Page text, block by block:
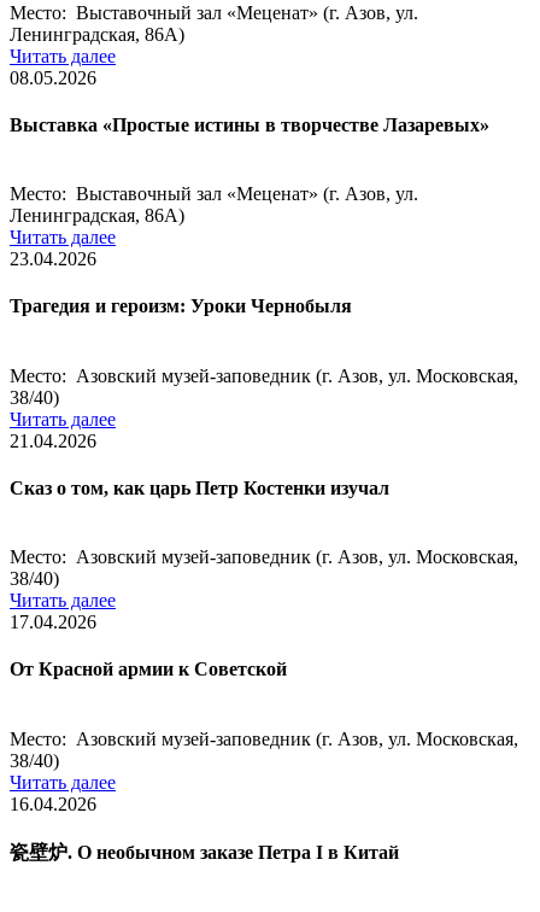
Место: Выставочный зал «Меценат» (г. Азов, ул.
Ленинградская, 86А)
Читать далее
08.05.2026
Выставка «Простые истины в творчестве Лазаревых»
Место: Выставочный зал «Меценат» (г. Азов, ул.
Ленинградская, 86А)
Читать далее
23.04.2026
Трагедия и героизм: Уроки Чернобыля
Место: Азовский музей-заповедник (г. Азов, ул. Московская,
38/40)
Читать далее
21.04.2026
Сказ о том, как царь Петр Костенки изучал
Место: Азовский музей-заповедник (г. Азов, ул. Московская,
38/40)
Читать далее
17.04.2026
От Красной армии к Советской
Место: Азовский музей-заповедник (г. Азов, ул. Московская,
38/40)
Читать далее
16.04.2026
瓷壁炉. О необычном заказе Петра I в Китай